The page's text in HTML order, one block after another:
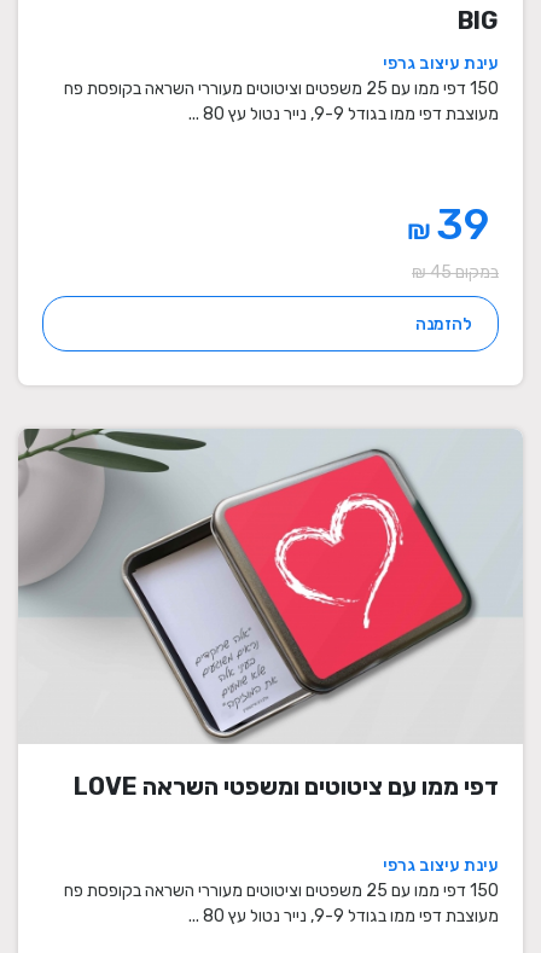
BIG
עינת עיצוב גרפי
150 דפי ממו עם 25 משפטים וציטוטים מעוררי השראה בקופסת פח
מעוצבת דפי ממו בגודל 9-9, נייר נטול עץ 80 ...
₪
במקום 45 ₪
להזמנה
דפי ממו עם ציטוטים ומשפטי השראה LOVE
עינת עיצוב גרפי
150 דפי ממו עם 25 משפטים וציטוטים מעוררי השראה בקופסת פח
מעוצבת דפי ממו בגודל 9-9, נייר נטול עץ 80 ...